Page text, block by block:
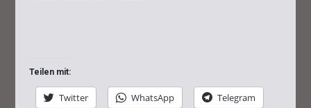
Teilen mit:
Twitter WhatsApp Telegram